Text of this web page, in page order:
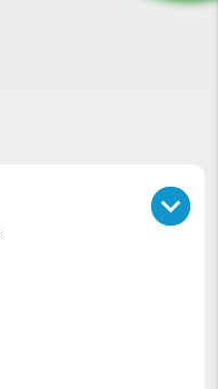
keyboard_arrow_up
keyboard_arrow_down